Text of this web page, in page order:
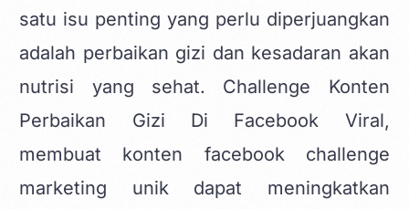
satu isu penting yang perlu diperjuangkan
adalah perbaikan gizi dan kesadaran akan
nutrisi yang sehat. Challenge Konten
Perbaikan Gizi Di Facebook Viral,
membuat konten facebook challenge
marketing unik dapat meningkatkan